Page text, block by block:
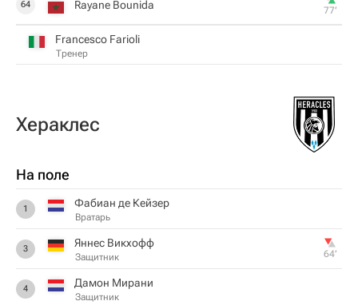
64 Rayane Bounida 77‎’‎
Francesco Farioli
Тренер
Хераклес
На поле
1 Фабиан де Кейзер
Вратарь
3 Яннес Викхофф
Защитник 64‎’‎
4 Дамон Мирани
Защитник